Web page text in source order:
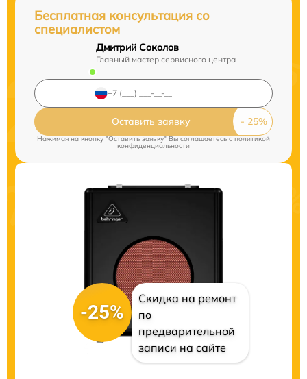
Бесплатная консультация со
специалистом
Дмитрий Соколов
Главный мастер сервисного центра
Оставить заявку
Нажимая на кнопку "Оставить заявку" Вы соглашаетесь cполитикой
конфиденциальности
-25%
Скидка на ремонт
по
предварительной
записи на сайте